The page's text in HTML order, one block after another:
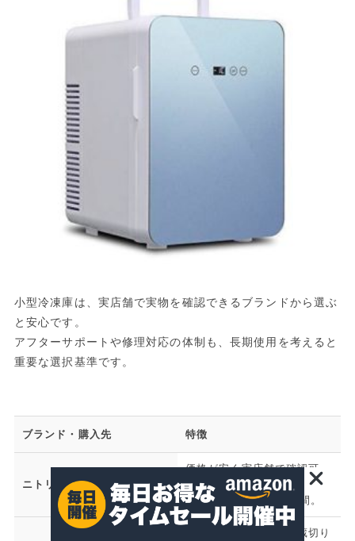
小型冷凍庫は、実店舗で実物を確認できるブランドから選ぶ
と安心です。
アフターサポートや修理対応の体制も、長期使用を考えると
重要な選択基準です。
ブランド・購入先 特徴
ニトリ
価格が安く実店舗で確認可。
配送員設置オプションあり
（有料）。保証は1年間。
種類が豊富。冷凍・冷蔵切り